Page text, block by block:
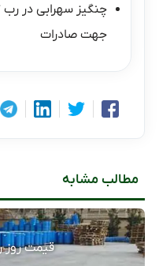
چنگیز سهرابی دررب
جهت صادرات
مطالب مشابه
قیمت